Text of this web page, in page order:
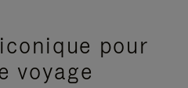
pour
voyage